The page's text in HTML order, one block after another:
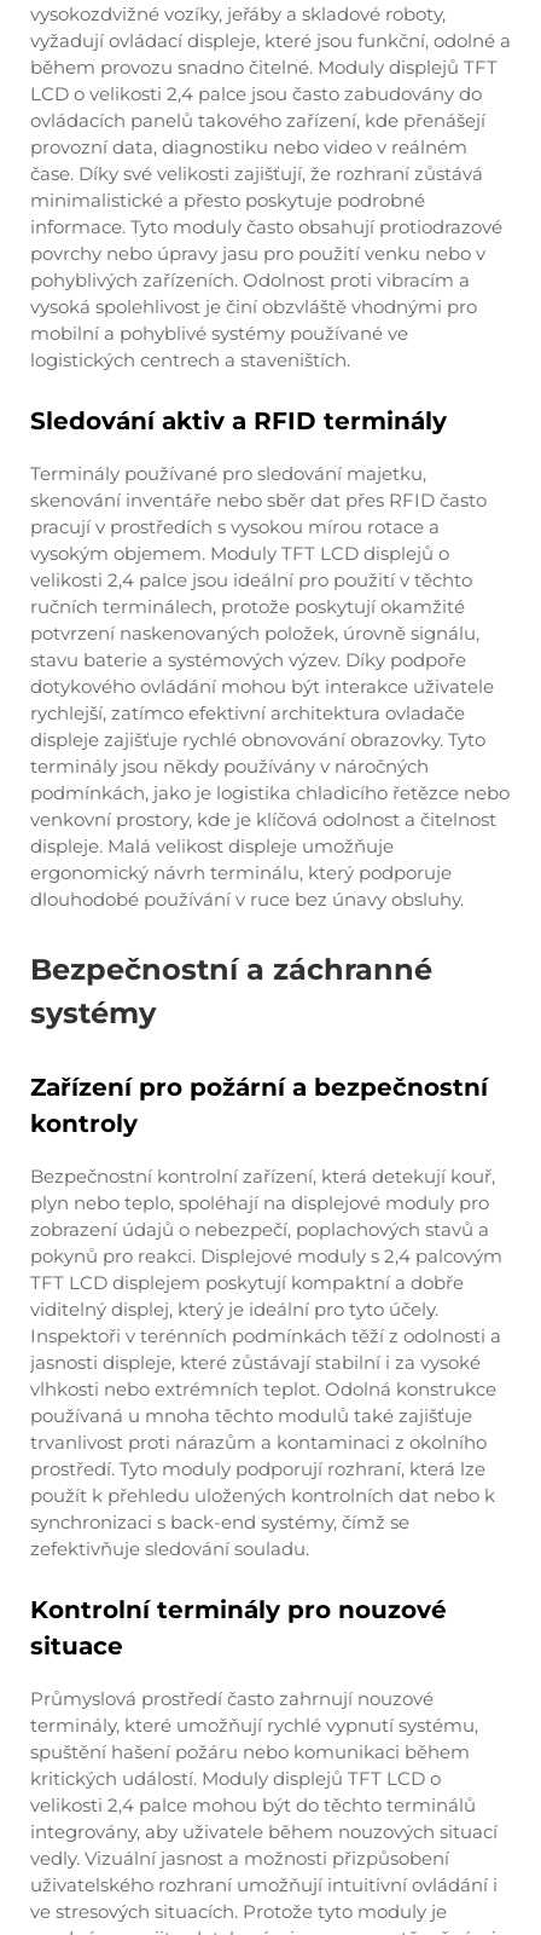
vysokozdvižné vozíky, jeřáby a skladové roboty,
vyžadují ovládací displeje, které jsou funkční, odolné a
během provozu snadno čitelné. Moduly displejů TFT
LCD o velikosti 2,4 palce jsou často zabudovány do
ovládacích panelů takového zařízení, kde přenášejí
provozní data, diagnostiku nebo video v reálném
čase. Díky své velikosti zajišťují, že rozhraní zůstává
minimalistické a přesto poskytuje podrobné
informace. Tyto moduly často obsahují protiodrazové
povrchy nebo úpravy jasu pro použití venku nebo v
pohyblivých zařízeních. Odolnost proti vibracím a
vysoká spolehlivost je činí obzvláště vhodnými pro
mobilní a pohyblivé systémy používané ve
logistických centrech a staveništích.
Sledování aktiv a RFID terminály
Terminály používané pro sledování majetku,
skenování inventáře nebo sběr dat přes RFID často
pracují v prostředích s vysokou mírou rotace a
vysokým objemem. Moduly TFT LCD displejů o
velikosti 2,4 palce jsou ideální pro použití v těchto
ručních terminálech, protože poskytují okamžité
potvrzení naskenovaných položek, úrovně signálu,
stavu baterie a systémových výzev. Díky podpoře
dotykového ovládání mohou být interakce uživatele
rychlejší, zatímco efektivní architektura ovladače
displeje zajišťuje rychlé obnovování obrazovky. Tyto
terminály jsou někdy používány v náročných
podmínkách, jako je logistika chladicího řetězce nebo
venkovní prostory, kde je klíčová odolnost a čitelnost
displeje. Malá velikost displeje umožňuje
ergonomický návrh terminálu, který podporuje
dlouhodobé používání v ruce bez únavy obsluhy.
Bezpečnostní a záchranné
systémy
Zařízení pro požární a bezpečnostní
kontroly
Bezpečnostní kontrolní zařízení, která detekují kouř,
plyn nebo teplo, spoléhají na displejové moduly pro
zobrazení údajů o nebezpečí, poplachových stavů a
pokynů pro reakci. Displejové moduly s 2,4 palcovým
TFT LCD displejem poskytují kompaktní a dobře
viditelný displej, který je ideální pro tyto účely.
Inspektoři v terénních podmínkách těží z odolnosti a
jasnosti displeje, které zůstávají stabilní i za vysoké
vlhkosti nebo extrémních teplot. Odolná konstrukce
používaná u mnoha těchto modulů také zajišťuje
trvanlivost proti nárazům a kontaminaci z okolního
prostředí. Tyto moduly podporují rozhraní, která lze
použít k přehledu uložených kontrolních dat nebo k
synchronizaci s back-end systémy, čímž se
zefektivňuje sledování souladu.
Kontrolní terminály pro nouzové
situace
Průmyslová prostředí často zahrnují nouzové
terminály, které umožňují rychlé vypnutí systému,
spuštění hašení požáru nebo komunikaci během
kritických událostí. Moduly displejů TFT LCD o
velikosti 2,4 palce mohou být do těchto terminálů
integrovány, aby uživatele během nouzových situací
vedly. Vizuální jasnost a možnosti přizpůsobení
uživatelského rozhraní umožňují intuitivní ovládání i
ve stresových situacích. Protože tyto moduly je